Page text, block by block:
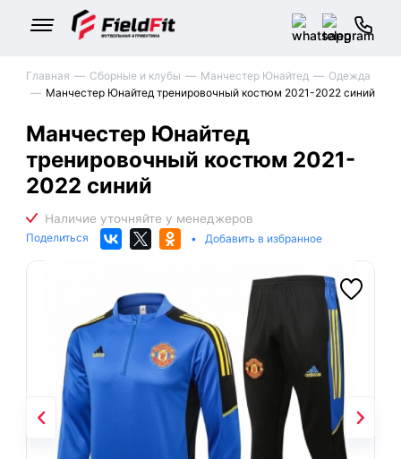
Главная Сборные и клубы Манчестер Юнайтед
Одежда
Манчестер Юнайтед тренировочный костюм 2021-2022 синий
Манчестер Юнайтед
тренировочный костюм 2021-
2022 синий
Поделиться • Добавить в избранное